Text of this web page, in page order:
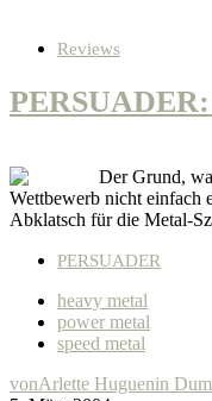
Reviews
Der Grund,
Wettbewerb nicht einfach
Abklatsch für die Metal-
PERSUADER
heavy metal
power metal
speed metal
vonArlette Huguenin